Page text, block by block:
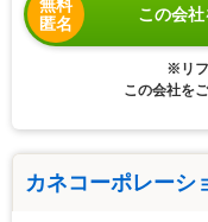
無料
匿名
この会
※リフ
この会社を
カネコーポレーシ